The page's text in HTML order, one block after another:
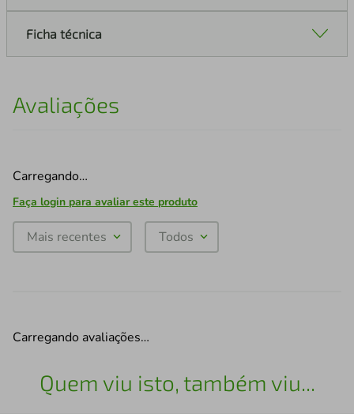
Ficha técnica
Avaliações
Carregando…
Faça login para avaliar este produto
Mais recentes Todos
Carregando avaliações…
Quem viu isto, também viu...